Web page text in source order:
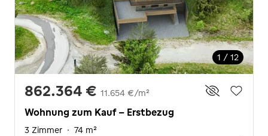
1 / 12
862.364 € 11.654 €/m²
Wohnung zum Kauf - Erstbezug
3 Zimmer · 74 m²